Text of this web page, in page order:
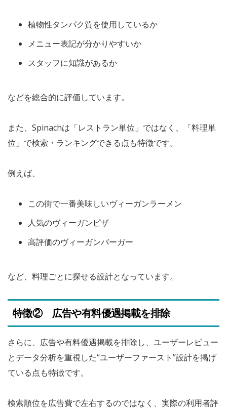
植物性タンパク質を使用しているか
メニュー表記が分かりやすいか
スタッフに知識があるか
などを総合的に評価しています。
また、Spinachは「レストラン単位」ではなく、「料理単
位」で検索・ランキングできる点も特徴です。
例えば、
この街で一番美味しいヴィーガンラーメン
人気のヴィーガンピザ
高評価のヴィーガンバーガー
など、料理ごとに探せる設計となっています。
特徴② 広告や有料優遇掲載を排除
さらに、広告や有料優遇掲載を排除し、ユーザーレビュー
とデータ分析を重視した“ユーザーファースト”設計を掲げ
ている点も特徴です。
検索順位を広告費で左右するのではなく、実際の利用者評